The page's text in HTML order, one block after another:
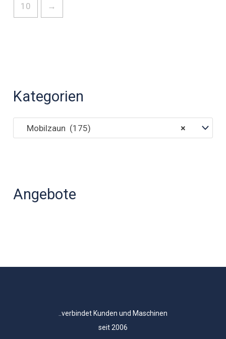
Kategorien
×
Mobilzaun (175)
Angebote
10 →
..verbindet Kunden und Maschinen
seit 2006